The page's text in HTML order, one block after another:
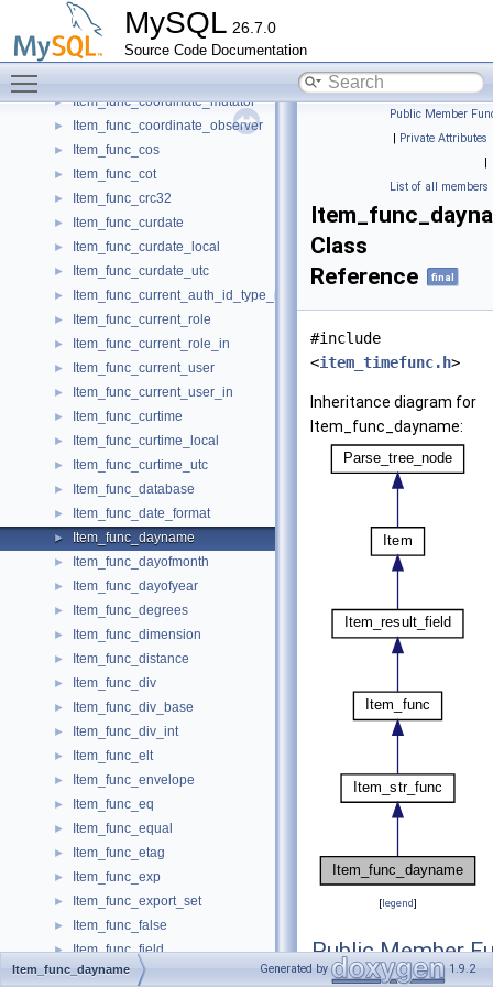
MySQL 26.7.0
Source Code Documentation
Item_func_convert_cpu_id_mask
Item_func_convert_interval_to_user_interval
► Item_func_convert_tz
► Item_func_coordinate_mutator
► Item_func_coordinate_observer
► Item_func_cos
► Item_func_cot
► Item_func_crc32
► Item_func_curdate
► Item_func_curdate_local
► Item_func_curdate_utc
► Item_func_current_auth_id_type_in
► Item_func_current_role
► Item_func_current_role_in
► Item_func_current_user
► Item_func_current_user_in
► Item_func_curtime
► Item_func_curtime_local
► Item_func_curtime_utc
► Item_func_database
► Item_func_date_format
► Item_func_dayname
► Item_func_dayofmonth
► Item_func_dayofyear
► Item_func_degrees
► Item_func_dimension
► Item_func_distance
► Item_func_div
► Item_func_div_base
► Item_func_div_int
► Item_func_elt
► Item_func_envelope
► Item_func_eq
► Item_func_equal
► Item_func_etag
► Item_func_exp
► Item_func_export_set
► Item_func_false
► Item_func_field
► Item_func_find_in_set
Public Member
| Private Attributes
|
List of all members
Class
Reference
final
#include
<item_timefunc.h>
Inheritance diagram for
Item_func_dayname:
[legend]
Public Member
Item_func_dayname Generated by 1.9.2